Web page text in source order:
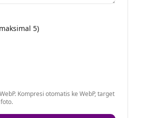
5)
Kompresi otomatis ke WebP, target